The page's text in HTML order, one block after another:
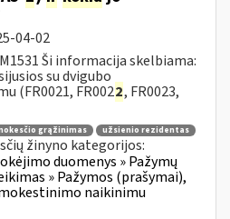
04-02
Ši informacija skelbiama:
su dvigubo
(FR0021, FR0022, FR0023,
grąžinimas
užsienio rezidentas
žinyno kategorijos:
duomenys » Pažymų
» Pažymos (prašymai),
naikinimu